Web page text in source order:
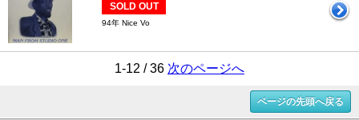
SOLD OUT
94年 Nice Vo
1-12 / 36 次のページへ
ページの先頭へ戻る